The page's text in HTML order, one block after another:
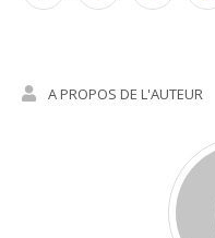
A PROPOS DE L'AUTEUR